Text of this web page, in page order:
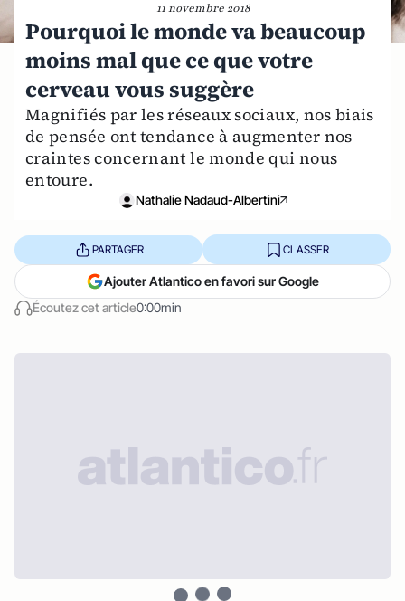
11 novembre 2018
Pourquoi le monde va beaucoup
moins mal que ce que votre
cerveau vous suggère
Magnifiés par les réseaux sociaux, nos biais
de pensée ont tendance à augmenter nos
craintes concernant le monde qui nous
entoure.
Nathalie Nadaud-Albertini
Écoutez cet article0:00min
PARTAGER CLASSER
Ajouter Atlantico en favori sur Google